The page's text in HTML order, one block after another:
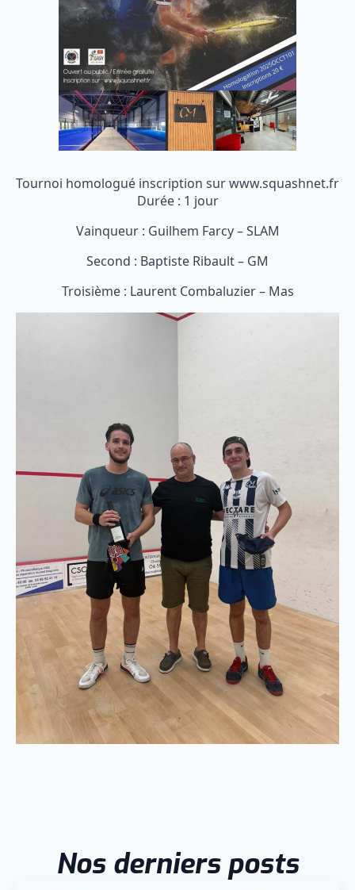
Tournoi homologué inscription sur www.squashnet.fr
Durée : 1 jour
Vainqueur : Guilhem Farcy – SLAM
Second : Baptiste Ribault – GM
Troisième : Laurent Combaluzier – Mas
Nos derniers posts